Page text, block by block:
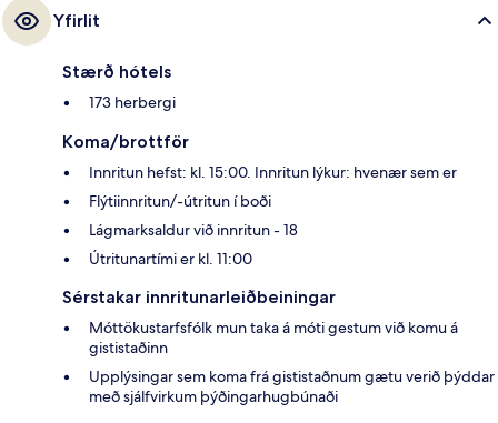
Yfirlit
Stærð hótels
173 herbergi
Koma/brottför
Innritun hefst: kl. 15:00. Innritun lýkur: hvenær sem er
Flýtiinnritun/-útritun í boði
Lágmarksaldur við innritun - 18
Útritunartími er kl. 11:00
Sérstakar innritunarleiðbeiningar
Móttökustarfsfólk mun taka á móti gestum við komu á
gististaðinn
Upplýsingar sem koma frá gististaðnum gætu verið þýddar
með sjálfvirkum þýðingarhugbúnaði